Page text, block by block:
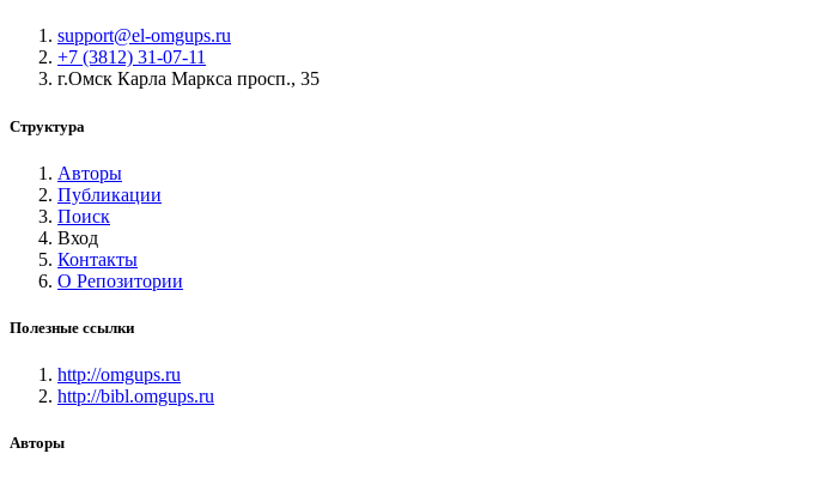
support@el-omgups.ru
+7 (3812) 31-07-11
г.Омск Карла Маркса просп., 35
Структура
Авторы
Публикации
Поиск
Вход
Контакты
О Репозитории
Полезные ссылки
http://omgups.ru
http://bibl.omgups.ru
Авторы